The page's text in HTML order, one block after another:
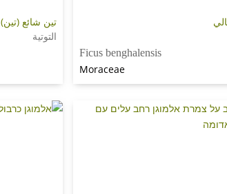
Ficus benghalensis
Moraceae
تين شائع (تين)
التوتية